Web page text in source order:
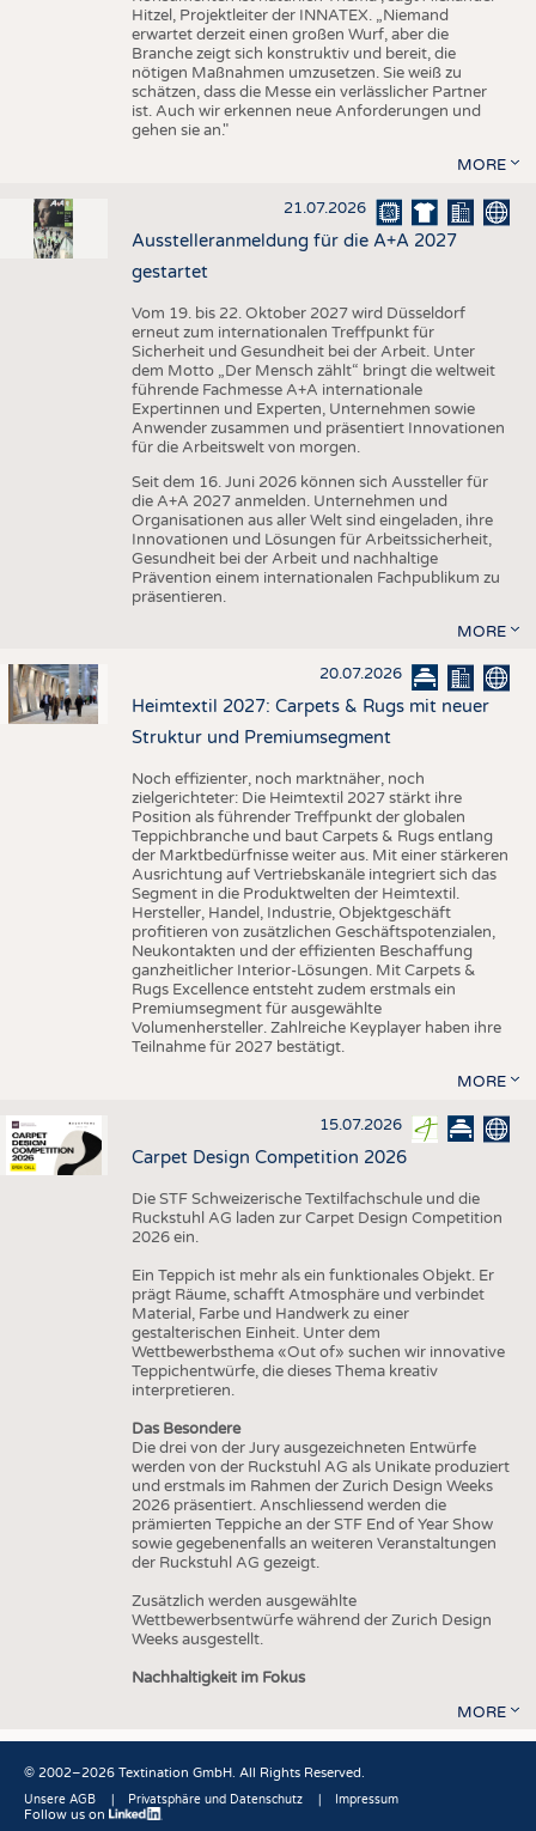
Hitzel, Projektleiter der INNATEX. „Niemand
erwartet derzeit einen großen Wurf, aber die
Branche zeigt sich konstruktiv und bereit, die
nötigen Maßnahmen umzusetzen. Sie weiß zu
schätzen, dass die Messe ein verlässlicher Partner
ist. Auch wir erkennen neue Anforderungen und
gehen sie an."
MORE
21.07.2026
Ausstelleranmeldung für die A+A 2027
gestartet
Vom 19. bis 22. Oktober 2027 wird Düsseldorf
erneut zum internationalen Treffpunkt für
Sicherheit und Gesundheit bei der Arbeit. Unter
dem Motto „Der Mensch zählt“ bringt die weltweit
führende Fachmesse A+A internationale
Expertinnen und Experten, Unternehmen sowie
Anwender zusammen und präsentiert Innovationen
für die Arbeitswelt von morgen.
Seit dem 16. Juni 2026 können sich Aussteller für
die A+A 2027 anmelden. Unternehmen und
Organisationen aus aller Welt sind eingeladen, ihre
Innovationen und Lösungen für Arbeitssicherheit,
Gesundheit bei der Arbeit und nachhaltige
Prävention einem internationalen Fachpublikum zu
präsentieren.
MORE
20.07.2026
Heimtextil 2027: Carpets & Rugs mit neuer
Struktur und Premiumsegment
Noch effizienter, noch marktnäher, noch
zielgerichteter: Die Heimtextil 2027 stärkt ihre
Position als führender Treffpunkt der globalen
Teppichbranche und baut Carpets & Rugs entlang
der Marktbedürfnisse weiter aus. Mit einer stärkeren
Ausrichtung auf Vertriebskanäle integriert sich das
Segment in die Produktwelten der Heimtextil.
Hersteller, Handel, Industrie, Objektgeschäft
profitieren von zusätzlichen Geschäftspotenzialen,
Neukontakten und der effizienten Beschaffung
ganzheitlicher Interior-Lösungen. Mit Carpets &
Rugs Excellence entsteht zudem erstmals ein
Premiumsegment für ausgewählte
Volumenhersteller. Zahlreiche Keyplayer haben ihre
Teilnahme für 2027 bestätigt.
MORE
15.07.2026
Carpet Design Competition 2026
Die STF Schweizerische Textilfachschule und die
Ruckstuhl AG laden zur Carpet Design Competition
2026 ein.
Ein Teppich ist mehr als ein funktionales Objekt. Er
prägt Räume, schafft Atmosphäre und verbindet
Material, Farbe und Handwerk zu einer
gestalterischen Einheit. Unter dem
Wettbewerbsthema «Out of» suchen wir innovative
Teppichentwürfe, die dieses Thema kreativ
interpretieren.
Das Besondere
Die drei von der Jury ausgezeichneten Entwürfe
werden von der Ruckstuhl AG als Unikate produziert
und erstmals im Rahmen der Zurich Design Weeks
2026 präsentiert. Anschliessend werden die
prämierten Teppiche an der STF End of Year Show
sowie gegebenenfalls an weiteren Veranstaltungen
der Ruckstuhl AG gezeigt.
Zusätzlich werden ausgewählte
Wettbewerbsentwürfe während der Zurich Design
Weeks ausgestellt.
Nachhaltigkeit im Fokus
MORE
© 2002–2026 Textination GmbH. All Rights Reserved.
Fußbereich
Unsere AGB Privatsphäre und Datenschutz Impressum
Follow us on